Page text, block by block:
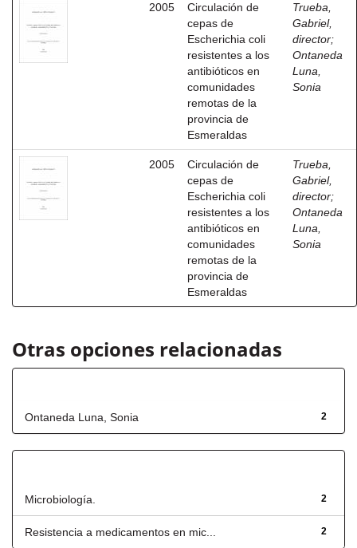
2005
Circulación de
cepas de
Escherichia coli
resistentes a los
antibióticos en
comunidades
remotas de la
provincia de
Esmeraldas
Trueba,
Gabriel,
director;
Ontaneda
Luna,
Sonia
2005
Circulación de
cepas de
Escherichia coli
resistentes a los
antibióticos en
comunidades
remotas de la
provincia de
Esmeraldas
Trueba,
Gabriel,
director;
Ontaneda
Luna,
Sonia
Otras opciones relacionadas
2
Ontaneda Luna, Sonia
2
Microbiología.
2
Resistencia a medicamentos en mic...